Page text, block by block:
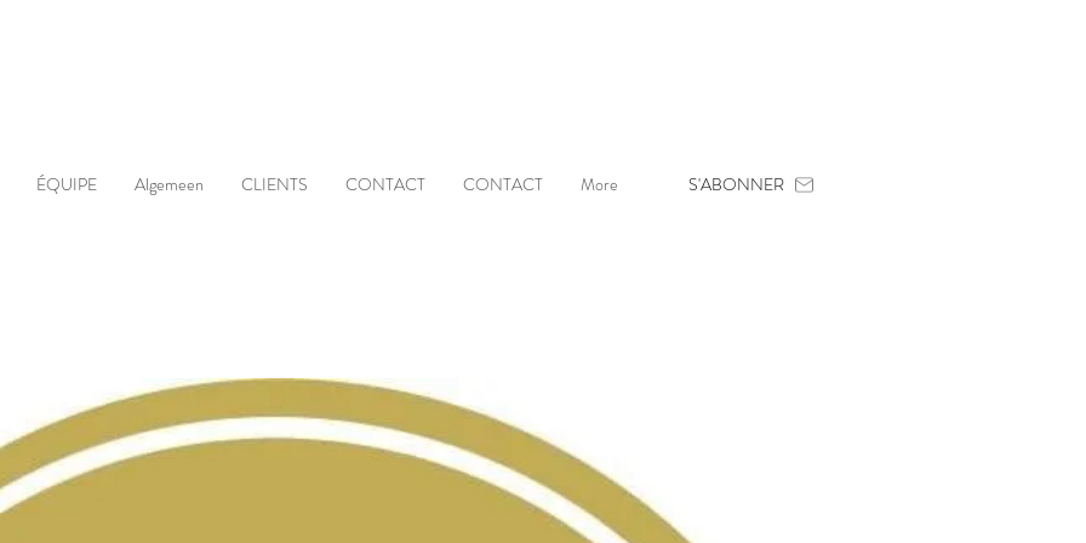
ÉQUIPE Algemeen CLIENTS CONTACT CONTACT More S'ABONNER